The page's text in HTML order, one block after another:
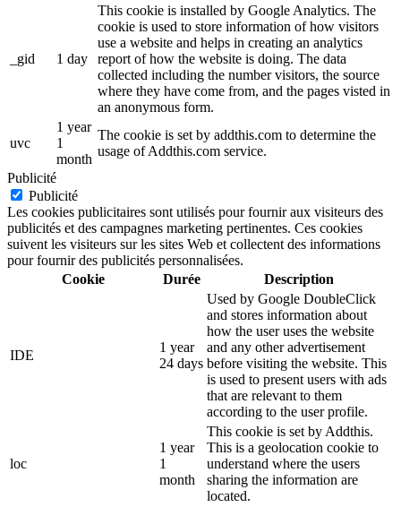
_gid 1 day
This cookie is installed by Google Analytics. The
cookie is used to store information of how visitors
use a website and helps in creating an analytics
report of how the website is doing. The data
collected including the number visitors, the source
where they have come from, and the pages visted in
an anonymous form.
uvc
1 year
1
month
The cookie is set by addthis.com to determine the
usage of Addthis.com service.
Publicité
Publicité
Les cookies publicitaires sont utilisés pour fournir aux visiteurs des
publicités et des campagnes marketing pertinentes. Ces cookies
suivent les visiteurs sur les sites Web et collectent des informations
pour fournir des publicités personnalisées.
Cookie
Durée Description
IDE
1 year
24 days
Used by Google DoubleClick
and stores information about
how the user uses the website
and any other advertisement
before visiting the website. This
is used to present users with ads
that are relevant to them
according to the user profile.
loc
1 year
1
month
This cookie is set by Addthis.
This is a geolocation cookie to
understand where the users
sharing the information are
located.